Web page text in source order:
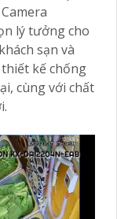
lý tưởng cho
sạn và
kế chống
cùng với chất